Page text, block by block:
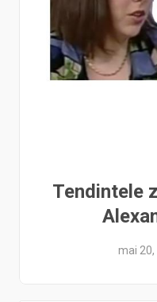
Tendintele
mai 20,